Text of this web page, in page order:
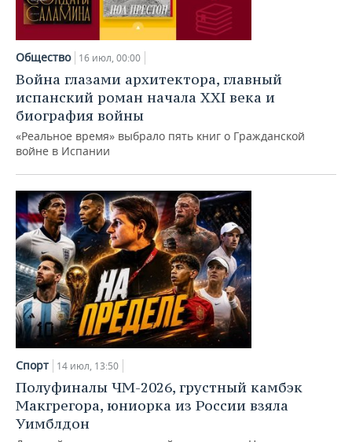
Общество 16 июл, 00:00
Война глазами архитектора, главный
испанский роман начала XXI века и
биография войны
«Реальное время» выбрало пять книг о Гражданской
войне в Испании
Спорт 14 июл, 13:50
Полуфиналы ЧМ-2026, грустный камбэк
Макгрегора, юниорка из России взяла
Уимблдон